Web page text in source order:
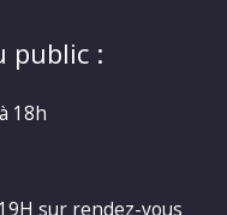
public :
18h
sur rendez-vous